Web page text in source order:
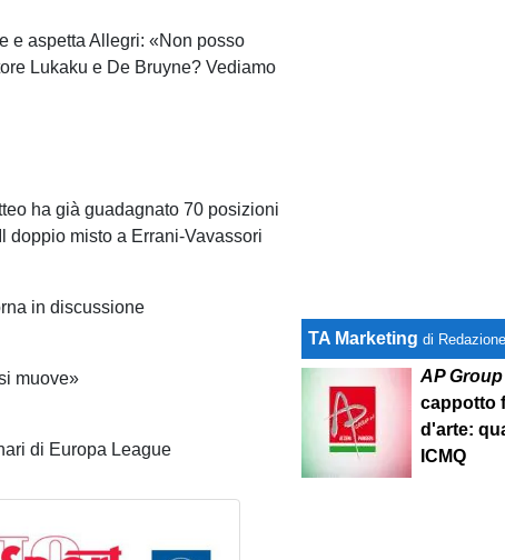
e aspetta Allegri: «Non posso
Lukaku e De Bruyne? Vediamo
ha già guadagnato 70 posizioni
doppio misto a Errani-Vavassori
in discussione
muove»
di Europa League
TA Marketing di
AP Group
cappotto
d'arte:
ICMQ